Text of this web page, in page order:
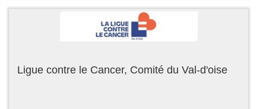
Ligue contre le Cancer, Comité du Val-d'oise